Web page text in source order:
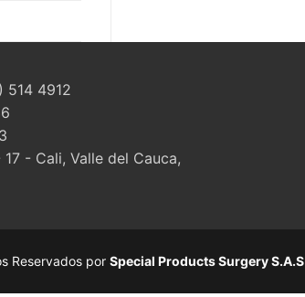
514 4912
- Cali, Valle del Cauca,
Reservados por Special Products Surgery S.A.S